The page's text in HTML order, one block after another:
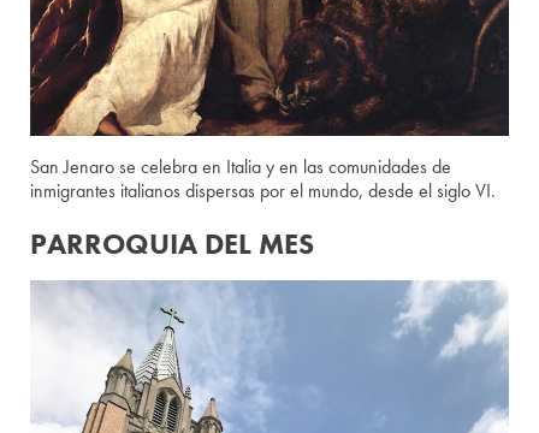
San Jenaro se celebra en Italia y en las comunidades de
inmigrantes italianos dispersas por el mundo, desde el siglo VI.
PARROQUIA DEL MES